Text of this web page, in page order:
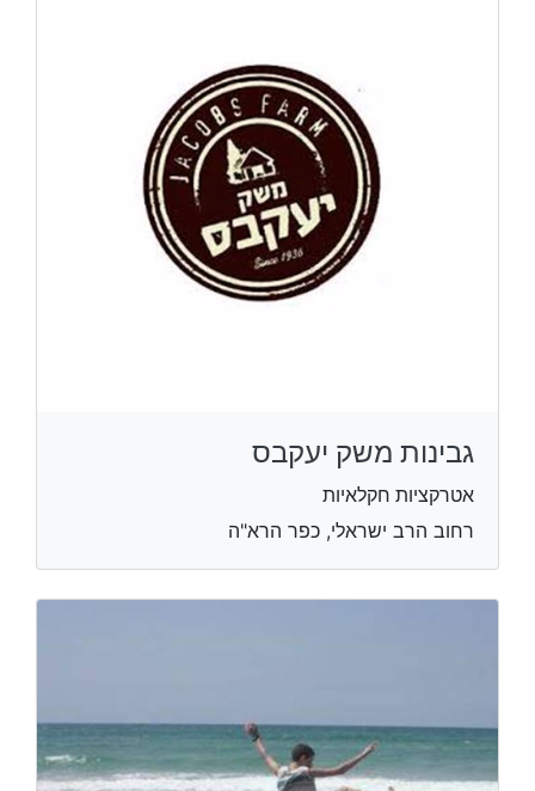
גבינות משק יעקבס
אטרקציות חקלאיות
רחוב הרב ישראלי, כפר הרא"ה